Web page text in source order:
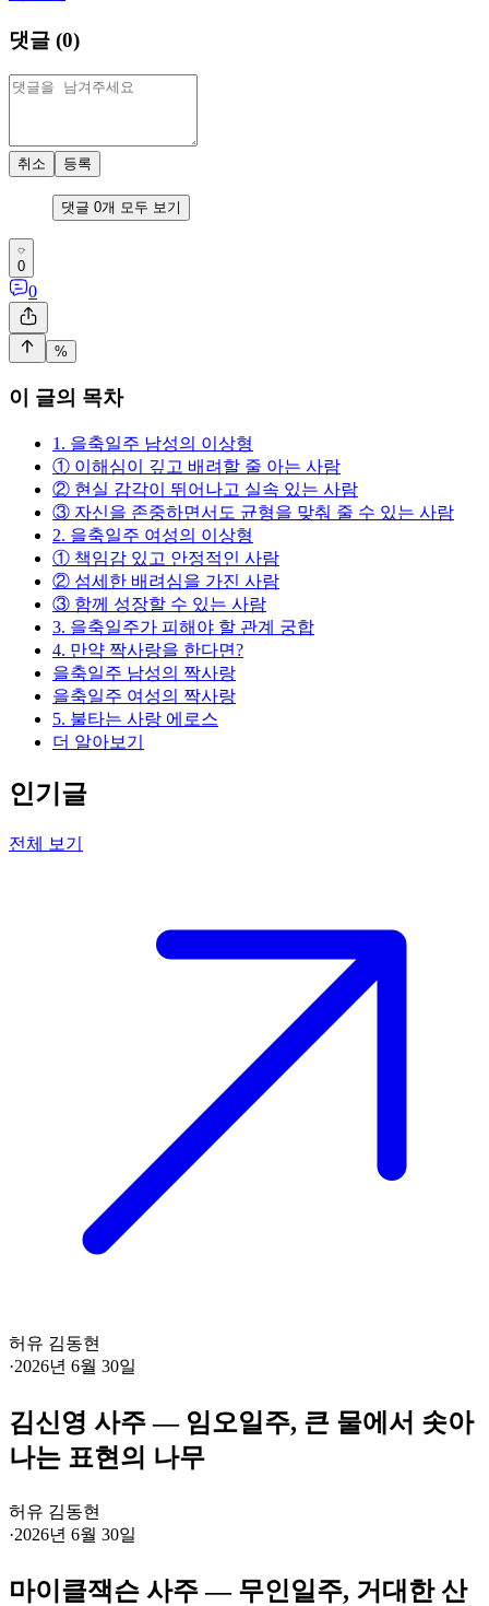
댓글 (0)
취소 등록
댓글 0개 모두 보기
0
0
%
이 글의 목차
1. 을축일주 남성의 이상형
① 이해심이 깊고 배려할 줄 아는 사람
② 현실 감각이 뛰어나고 실속 있는 사람
③ 자신을 존중하면서도 균형을 맞춰 줄 수 있는 사람
2. 을축일주 여성의 이상형
① 책임감 있고 안정적인 사람
② 섬세한 배려심을 가진 사람
③ 함께 성장할 수 있는 사람
3. 을축일주가 피해야 할 관계 궁합
4. 만약 짝사랑을 한다면?
을축일주 남성의 짝사랑
을축일주 여성의 짝사랑
5. 불타는 사랑 에로스
더 알아보기
인기글
전체 보기
허유 김동현
·2026년 6월 30일
김신영 사주 — 임오일주, 큰 물에서 솟아
나는 표현의 나무
허유 김동현
·2026년 6월 30일
마이클잭슨 사주 — 무인일주, 거대한 산